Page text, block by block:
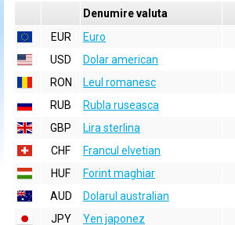
Denumire valuta
EUR
Euro
USD
Dolar american
RON
Leul romanesc
RUB
Rubla ruseasca
GBP
Lira sterlina
CHF
Francul elvetian
HUF
Forint maghiar
AUD
Dolarul australian
JPY
Yen japonez